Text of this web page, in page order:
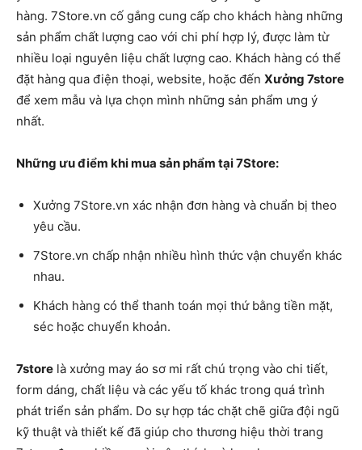
hàng. 7Store.vn cố gắng cung cấp cho khách hàng những
sản phẩm chất lượng cao với chi phí hợp lý, được làm từ
nhiều loại nguyên liệu chất lượng cao. Khách hàng có thể
đặt hàng qua điện thoại, website, hoặc đến Xưởng 7store
để xem mẫu và lựa chọn mình những sản phẩm ưng ý
nhất.
Những ưu điểm khi mua sản phẩm tại 7Store:
Xưởng 7Store.vn xác nhận đơn hàng và chuẩn bị theo
yêu cầu.
7Store.vn chấp nhận nhiều hình thức vận chuyển khác
nhau.
Khách hàng có thể thanh toán mọi thứ bằng tiền mặt,
séc hoặc chuyển khoản.
7store là xưởng may áo sơ mi rất chú trọng vào chi tiết,
form dáng, chất liệu và các yếu tố khác trong quá trình
phát triển sản phẩm. Do sự hợp tác chặt chẽ giữa đội ngũ
kỹ thuật và thiết kế đã giúp cho thương hiệu thời trang